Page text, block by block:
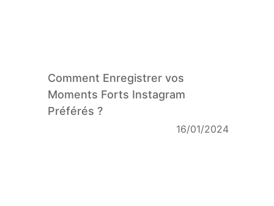
Comment Enregistrer vos
Moments Forts Instagram
Préférés ?
16/01/2024